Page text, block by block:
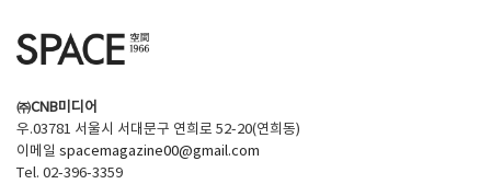
㈜CNB미디어
우.03781 서울시 서대문구 연희로 52-20(연희동)
이메일 spacemagazine00@gmail.com
Tel. 02-396-3359